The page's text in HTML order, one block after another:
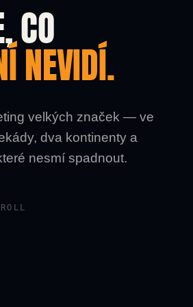
CO
NEVIDÍ.
velkých značek — ve
dva kontinenty a
nesmí spadnout.